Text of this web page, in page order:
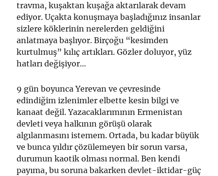
travma, kuşaktan kuşağa aktarılarak devam
ediyor. Uçakta konuşmaya başladığınız insanlar
sizlere köklerinin nerelerden geldiğini
anlatmaya başlıyor. Birçoğu “kesimden
kurtulmuş” kılıç artıkları. Gözler doluyor, yüz
hatları değişiyor…
9 gün boyunca Yerevan ve çevresinde
edindiğim izlenimler elbette kesin bilgi ve
kanaat değil. Yazacaklarımının Ermenistan
devleti veya halkının görüşü olarak
algılanmasını istemem. Ortada, bu kadar büyük
ve bunca yıldır çözülemeyen bir sorun varsa,
durumun kaotik olması normal. Ben kendi
payıma, bu soruna bakarken devlet-iktidar-güç